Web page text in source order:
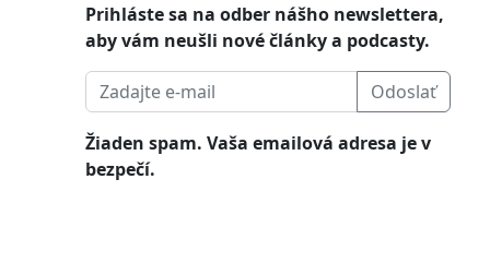
Prihláste sa na odber nášho newslettera,
aby vám neušli nové články a podcasty.
Odoslať
Žiaden spam. Vaša emailová adresa je v
bezpečí.